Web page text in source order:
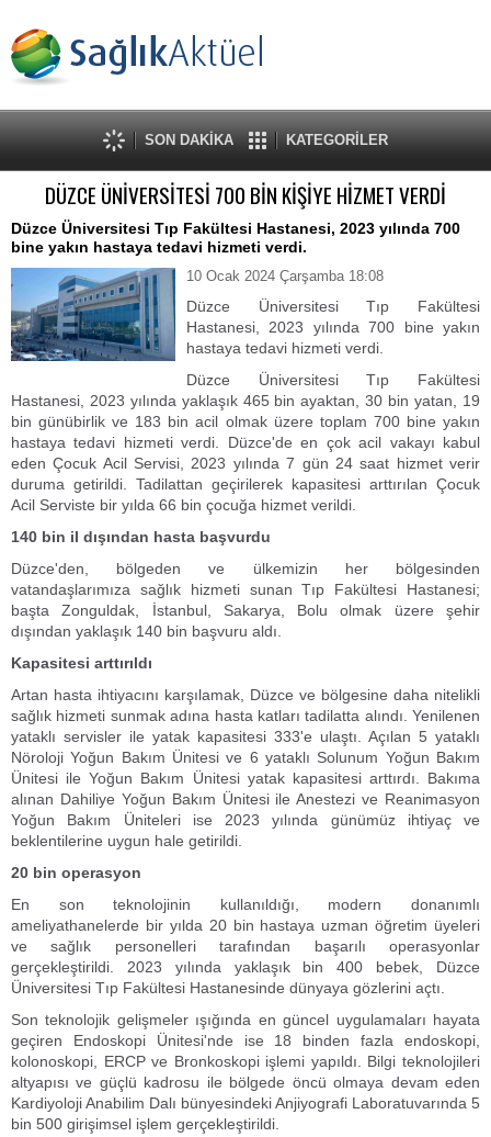
SON DAKİKA KATEGORİLER
DÜZCE ÜNİVERSİTESİ 700 BİN KİŞİYE HİZMET VERDİ
Düzce Üniversitesi Tıp Fakültesi Hastanesi, 2023 yılında 700
bine yakın hastaya tedavi hizmeti verdi.
10 Ocak 2024 Çarşamba 18:08
Düzce Üniversitesi Tıp Fakültesi
Hastanesi, 2023 yılında 700 bine yakın
hastaya tedavi hizmeti verdi.
Düzce Üniversitesi Tıp Fakültesi
Hastanesi, 2023 yılında yaklaşık 465 bin ayaktan, 30 bin yatan, 19
bin günübirlik ve 183 bin acil olmak üzere toplam 700 bine yakın
hastaya tedavi hizmeti verdi. Düzce'de en çok acil vakayı kabul
eden Çocuk Acil Servisi, 2023 yılında 7 gün 24 saat hizmet verir
duruma getirildi. Tadilattan geçirilerek kapasitesi arttırılan Çocuk
Acil Serviste bir yılda 66 bin çocuğa hizmet verildi.
140 bin il dışından hasta başvurdu
Düzce'den, bölgeden ve ülkemizin her bölgesinden
vatandaşlarımıza sağlık hizmeti sunan Tıp Fakültesi Hastanesi;
başta Zonguldak, İstanbul, Sakarya, Bolu olmak üzere şehir
dışından yaklaşık 140 bin başvuru aldı.
Kapasitesi arttırıldı
Artan hasta ihtiyacını karşılamak, Düzce ve bölgesine daha nitelikli
sağlık hizmeti sunmak adına hasta katları tadilatta alındı. Yenilenen
yataklı servisler ile yatak kapasitesi 333'e ulaştı. Açılan 5 yataklı
Nöroloji Yoğun Bakım Ünitesi ve 6 yataklı Solunum Yoğun Bakım
Ünitesi ile Yoğun Bakım Ünitesi yatak kapasitesi arttırdı. Bakıma
alınan Dahiliye Yoğun Bakım Ünitesi ile Anestezi ve Reanimasyon
Yoğun Bakım Üniteleri ise 2023 yılında günümüz ihtiyaç ve
beklentilerine uygun hale getirildi.
20 bin operasyon
En son teknolojinin kullanıldığı, modern donanımlı
ameliyathanelerde bir yılda 20 bin hastaya uzman öğretim üyeleri
ve sağlık personelleri tarafından başarılı operasyonlar
gerçekleştirildi. 2023 yılında yaklaşık bin 400 bebek, Düzce
Üniversitesi Tıp Fakültesi Hastanesinde dünyaya gözlerini açtı.
Son teknolojik gelişmeler ışığında en güncel uygulamaları hayata
geçiren Endoskopi Ünitesi'nde ise 18 binden fazla endoskopi,
kolonoskopi, ERCP ve Bronkoskopi işlemi yapıldı. Bilgi teknolojileri
altyapısı ve güçlü kadrosu ile bölgede öncü olmaya devam eden
Kardiyoloji Anabilim Dalı bünyesindeki Anjiyografi Laboratuvarında 5
bin 500 girişimsel işlem gerçekleştirildi.